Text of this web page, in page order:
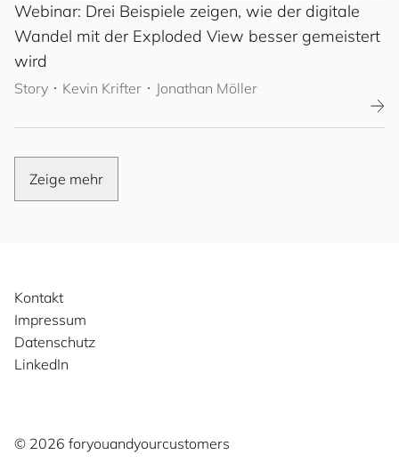
Webinar: Drei Beispiele zeigen, wie der digitale
Wandel mit der Exploded View besser gemeistert
wird
Story ･ Kevin Krifter ･ Jonathan Möller
Zeige mehr
Kontakt
Impressum
Datenschutz
LinkedIn
©️ 2026 foryouandyourcustomers